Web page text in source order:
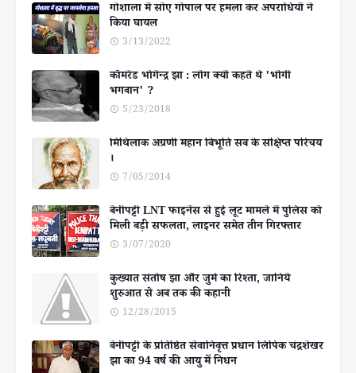
गोशाला में सोए गोपाल पर हमला कर अपराधियों ने
किया घायल
3/13/2022
कॉमरेड भोगेन्द्र झा : लोग क्यों कहते थे 'भोगी
भगवान' ?
5/23/2018
मिथिलाक अग्रणी महान बिभूति सब के संक्षिप्त परिचय
।
7/05/2014
बेनीपट्टी LNT फाइनेंस से हुई लूट मामले में पुलिस को
मिली बड़ी सफलता, लाइनर समेत तीन गिरफ्तार
3/07/2020
कुख्यात संतोष झा और जुर्म का रिश्ता, जानिये
शुरुआत से अब तक की कहानी
12/28/2015
बेनीपट्टी के प्रतिष्ठित सेवानिवृत्त प्रधान लिपिक चंद्रशेखर
झा का 94 वर्ष की आयु में निधन